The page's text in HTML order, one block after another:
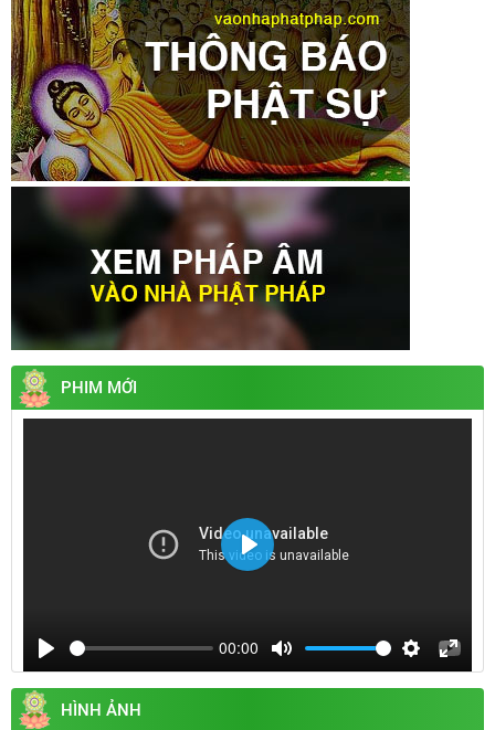
PHIM MỚI
Play
00:00
Mute
SettingsEnter
Play
HÌNH ẢNH